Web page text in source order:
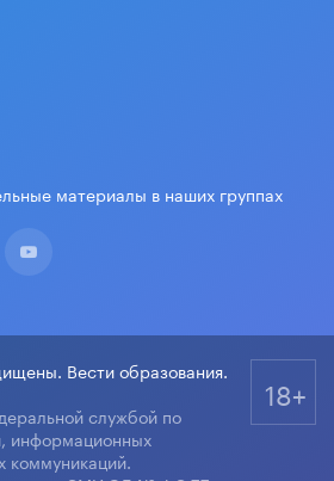
материалы в наших группах
Вести образования.
службой по
информационных
коммуникаций.
18+